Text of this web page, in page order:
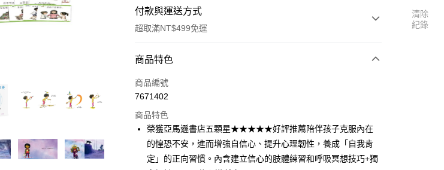
付款與運送方式
超取滿NT$499免運
付款方式
信用卡一次付款
LINE Pay
Apple Pay
商品特色
商品編號
7671402
商品特色
榮獲亞馬遜書店五顆星★★★★★好評推薦陪伴孩子克服內在
的惶恐不安，進而增強自信心、提升心理韌性，養成「自我肯
定」的正向習慣。內含建立信心的肢體練習和呼吸冥想技巧+獨
清除
紀錄